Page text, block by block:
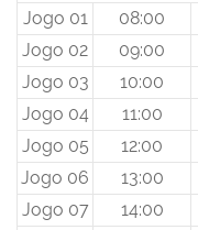
Jogo 01
08:00
Jogo 02
09:00
Jogo 03
10:00
Jogo 04
11:00
Jogo 05
12:00
Jogo 06
13:00
Jogo 07
14:00